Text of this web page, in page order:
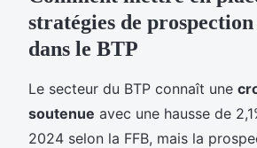
stratégies de
dans le BTP
Le secteur du BTP connaît une
soutenue avec une hausse de
2024 selon la FFB, mais la